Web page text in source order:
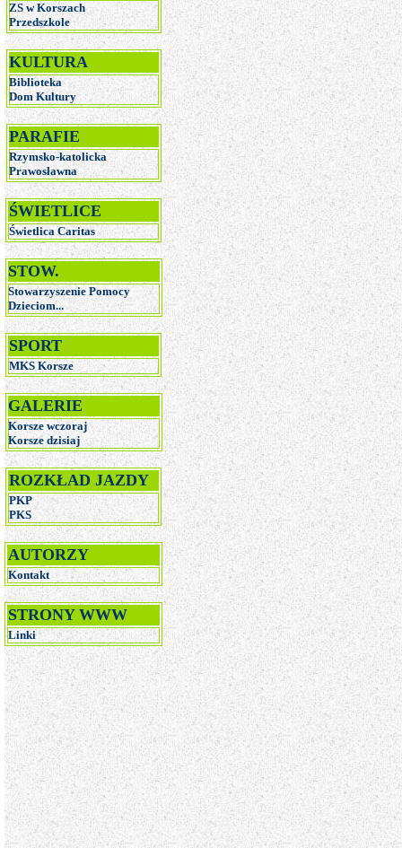
ZS w Korszach
Przedszkole
KULTURA
Biblioteka
Dom Kultury
PARAFIE
Rzymsko-katolicka
Prawosławna
ŚWIETLICE
Świetlica Caritas
STOW.
Stowarzyszenie Pomocy
Dzieciom...
SPORT
MKS Korsze
GALERIE
Korsze wczoraj
Korsze dzisiaj
ROZKŁAD JAZDY
PKP
PKS
AUTORZY
Kontakt
STRONY WWW
Linki